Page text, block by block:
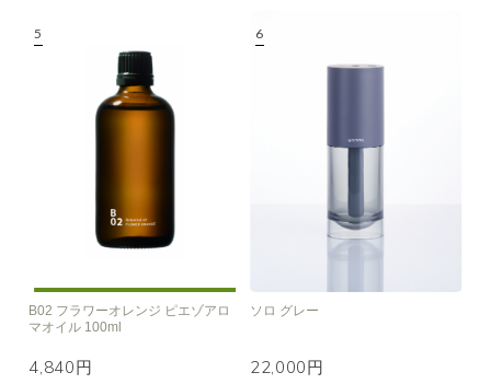
B02 フラワーオレンジ ピエゾアロ
マオイル 100ml
4,840円
ソロ グレー
22,000円